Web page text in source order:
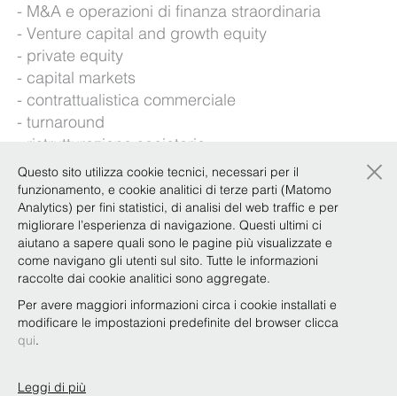
M&A e operazioni di finanza straordinaria
Venture capital and growth equity
private equity
capital markets
contrattualistica commerciale
turnaround
ristrutturazione societaria
procedure concorsuali
Lingue straniere: inglese, francese
Esperienze
Qualifiche e attività accademica
Questo sito utilizza cookie tecnici, necessari per il
funzionamento, e cookie analitici di terze parti (Matomo
Analytics) per fini statistici, di analisi del web traffic e per
migliorare l’esperienza di navigazione. Questi ultimi ci
aiutano a sapere quali sono le pagine più visualizzate e
come navigano gli utenti sul sito. Tutte le informazioni
raccolte dai cookie analitici sono aggregate.
Per avere maggiori informazioni circa i cookie installati e
modificare le impostazioni predefinite del browser clicca
qui.
Leggi di più
×